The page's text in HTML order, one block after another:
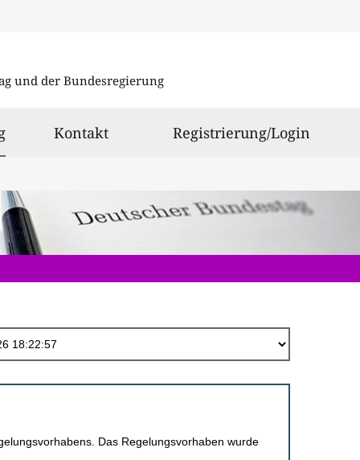
und der Bundesregierung
ausgewählt
Kontakt Registrierung/Login
Das Regelungsvorhaben wurde